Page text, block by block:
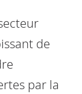
de
par la